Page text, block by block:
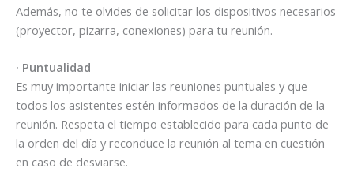
Además, no te olvides de solicitar los dispositivos necesarios
(proyector, pizarra, conexiones) para tu reunión.
· Puntualidad
Es muy importante iniciar las reuniones puntuales y que
todos los asistentes estén informados de la duración de la
reunión. Respeta el tiempo establecido para cada punto de
la orden del día y reconduce la reunión al tema en cuestión
en caso de desviarse.